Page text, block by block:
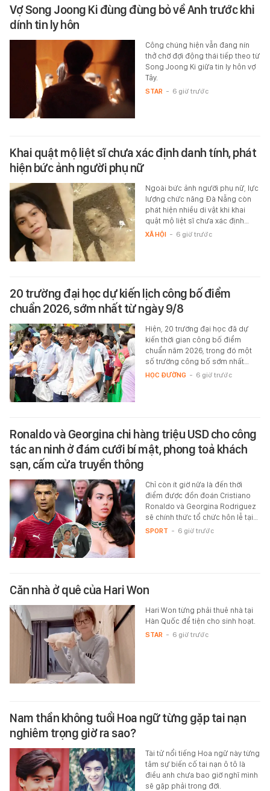
Vợ Song Joong Ki đùng đùng bỏ về Anh trước khi
dính tin ly hôn
Công chúng hiện vẫn đang nín
thở chờ đợi động thái tiếp theo từ
Song Joong Ki giữa tin ly hôn vợ
Tây.
STAR - 6 giờ trước
Khai quật mộ liệt sĩ chưa xác định danh tính, phát
hiện bức ảnh người phụ nữ
Ngoài bức ảnh người phụ nữ, lực
lượng chức năng Đà Nẵng còn
phát hiện nhiều di vật khi khai
quật mộ liệt sĩ chưa xác định…
XÃ HỘI - 6 giờ trước
20 trường đại học dự kiến lịch công bố điểm
chuẩn 2026, sớm nhất từ ngày 9/8
Hiện, 20 trường đại học đã dự
kiến thời gian công bố điểm
chuẩn năm 2026, trong đó một
số trường công bố sớm nhất…
HỌC ĐƯỜNG - 6 giờ trước
Ronaldo và Georgina chi hàng triệu USD cho công
tác an ninh ở đám cưới bí mật, phong toả khách
sạn, cấm cửa truyền thông
Chỉ còn ít giờ nữa là đến thời
điểm được đồn đoán Cristiano
Ronaldo và Georgina Rodriguez
sẽ chính thức tổ chức hôn lễ tại…
SPORT - 6 giờ trước
Căn nhà ở quê của Hari Won
Hari Won từng phải thuê nhà tại
Hàn Quốc để tiện cho sinh hoạt.
STAR - 6 giờ trước
Nam thần không tuổi Hoa ngữ từng gặp tai nạn
nghiêm trọng giờ ra sao?
Tài tử nổi tiếng Hoa ngữ này từng
tâm sự biến cố tai nạn ô tô là
điều anh chưa bao giờ nghĩ mình
sẽ gặp phải trong đời.